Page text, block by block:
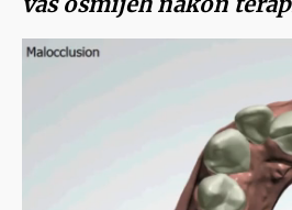
vaš osmijeh nakon